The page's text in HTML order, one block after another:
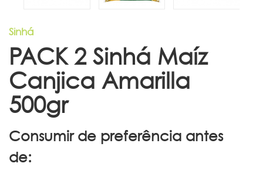
Sinhá
PACK 2 Sinhá Maíz
Canjica Amarilla
500gr
Consumir de preferência antes
de: